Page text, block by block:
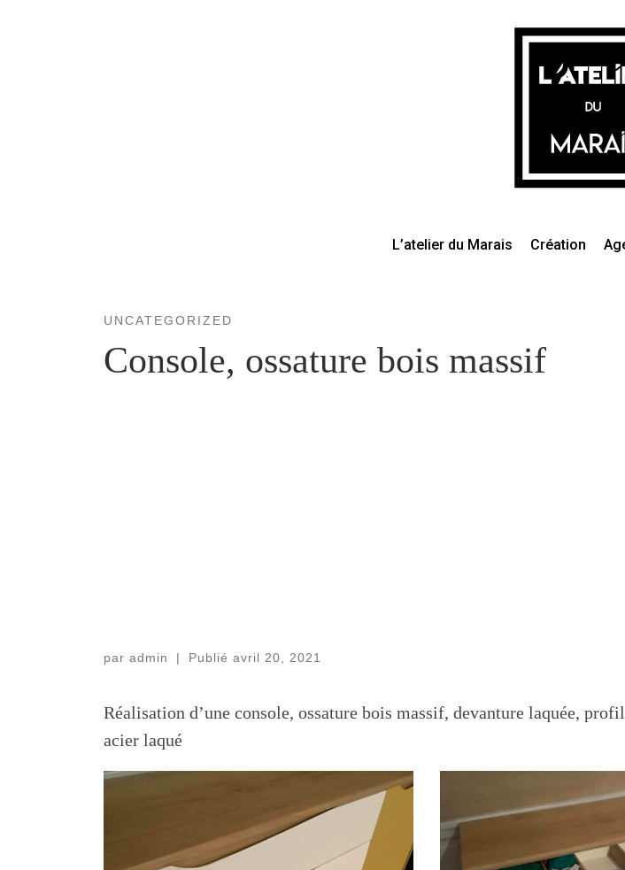
L’atelier du Marais Création
UNCATEGORIZED
Console, ossature bois massif
par admin | Publié avril 20, 2021
Réalisation d’une console, ossature bois massif, devanture laquée,
acier laqué